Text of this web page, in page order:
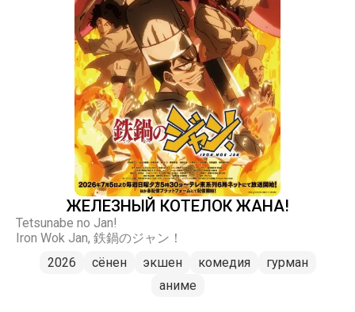
ЖЕЛЕЗНЫЙ КОТЕЛОК ЖАНА!
Tetsunabe no Jan!
Iron Wok Jan, 鉄鍋のジャン！
2026
сёнен экшен комедия
гурман
аниме